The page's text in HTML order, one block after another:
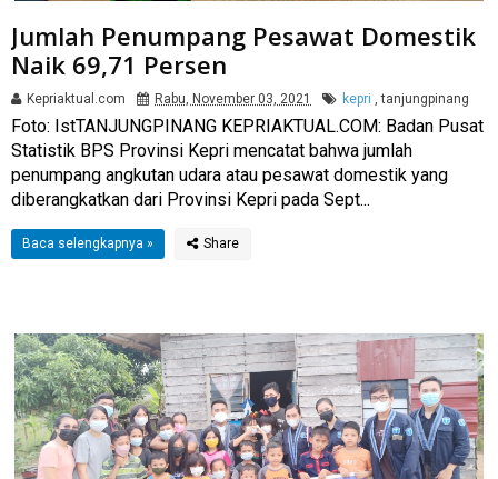
Jumlah Penumpang Pesawat Domestik
Naik 69,71 Persen
Kepriaktual.com Rabu, November 03, 2021 kepri tanjungpinang
Foto: IstTANJUNGPINANG KEPRIAKTUAL.COM: Badan Pusat
Statistik BPS Provinsi Kepri mencatat bahwa jumlah
penumpang angkutan udara atau pesawat domestik yang
diberangkatkan dari Provinsi Kepri pada Sept...
Baca selengkapnya »